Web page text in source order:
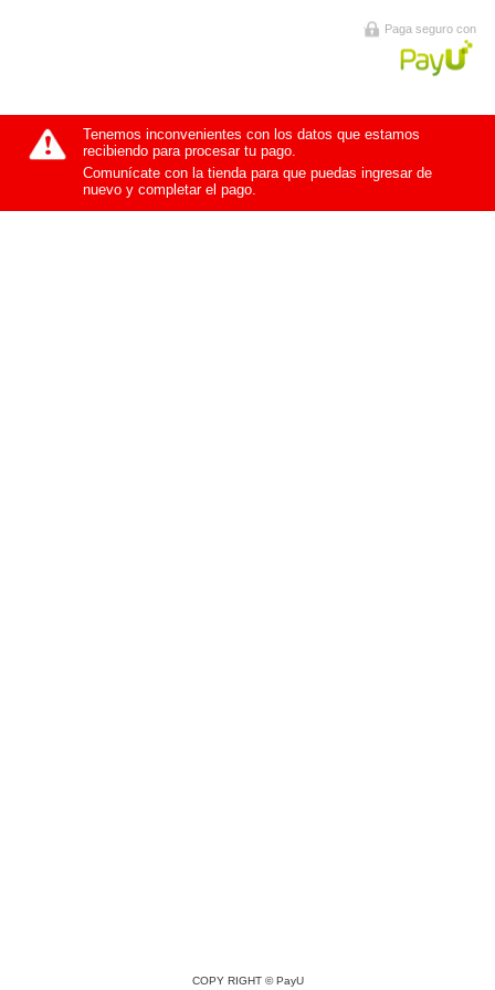
Paga seguro con
Tenemos inconvenientes con los datos que estamos
recibiendo para procesar tu pago.
Comunícate con la tienda para que puedas ingresar de
nuevo y completar el pago.
COPY RIGHT ©PayU